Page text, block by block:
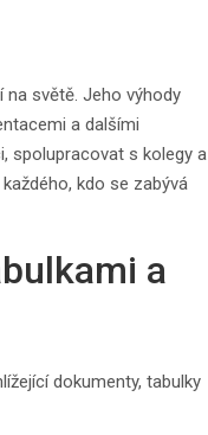
na světě. Jeho výhody
a dalšími
spolupracovat s kolegy a
kdo se zabývá
a
dokumenty, tabulky